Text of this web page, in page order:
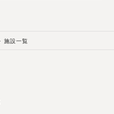
施設一覧